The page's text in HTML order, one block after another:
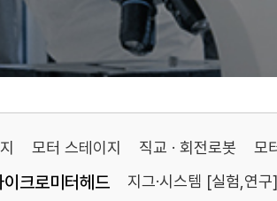
모터 스테이지 직교 · 회전로봇 모
이크로미터헤드 지그·시스템 [실험,연구]